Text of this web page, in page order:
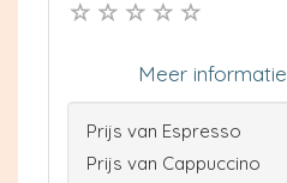
Meer informatie
Prijs van Espresso
Prijs van Cappuccino